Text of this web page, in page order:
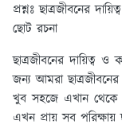
প্রশ্নঃ ছাত্রজীবনের
ছোট রচনা
ছাত্রজীবনের দায়িত্ব ও
জন্য আমরা
খুব সহজে এখান থেকে
এখন প্রায় সব পরিক্ষায়